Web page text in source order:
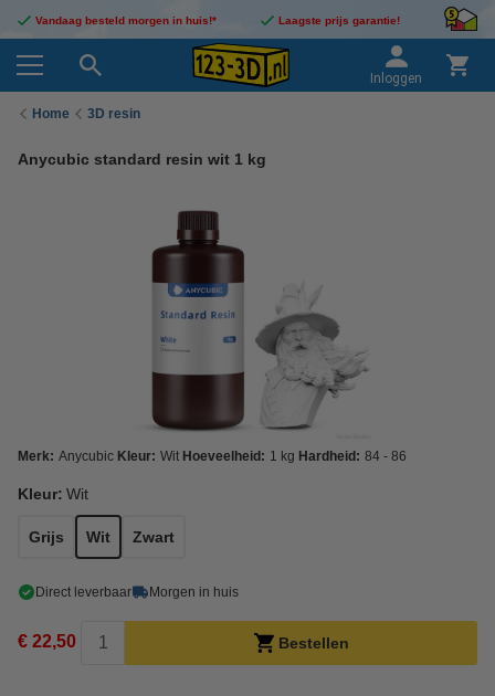
Vandaag besteld morgen in huis!* Laagste prijs garantie!
Inloggen
Home 3D resin
Anycubic standard resin wit 1 kg
Merk: Anycubic Kleur: Wit Hoeveelheid: 1 kg Hardheid: 84 - 86
Kleur: Wit
Grijs Wit Zwart
Direct leverbaar Morgen in huis
€ 22,50 Bestellen